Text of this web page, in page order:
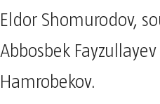
Eldor Shomurodov,
Abbosbek
Hamrobekov.